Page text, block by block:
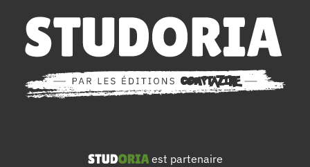
est partenaire